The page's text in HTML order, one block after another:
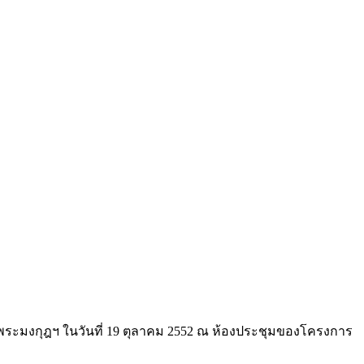
พระมงกุฎฯ ในวันที่ 19 ตุลาคม 2552 ณ ห้องประชุมของโครงการ